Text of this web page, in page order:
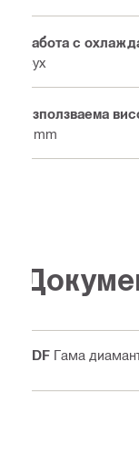
Работа с
Сух
Използваема
8 mm
PDF Гама